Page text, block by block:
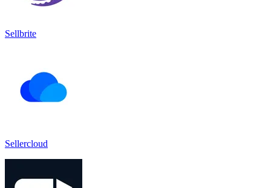
Sellbrite
Sellercloud